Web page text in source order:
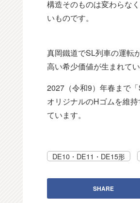
構造そのものは変わらな
いものです。
真岡鐵道でSL列車の運転
高い希少価値が生まれてい
2027（令和9）年春まで
オリジナルのHゴムを維
ています。
DE10・DE11・DE15形
SHARE